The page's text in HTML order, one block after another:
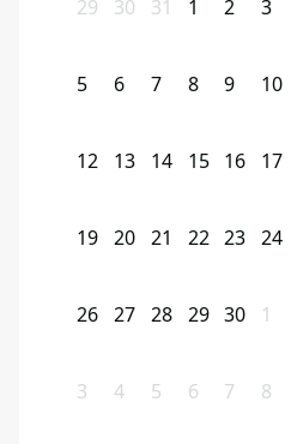
29 30 31 1 2 3
5 6 7 8 9 10
12 13 14 15 16 17
19 20 21 22 23 24
26 27 28 29 30 1
3 4 5 6 7 8